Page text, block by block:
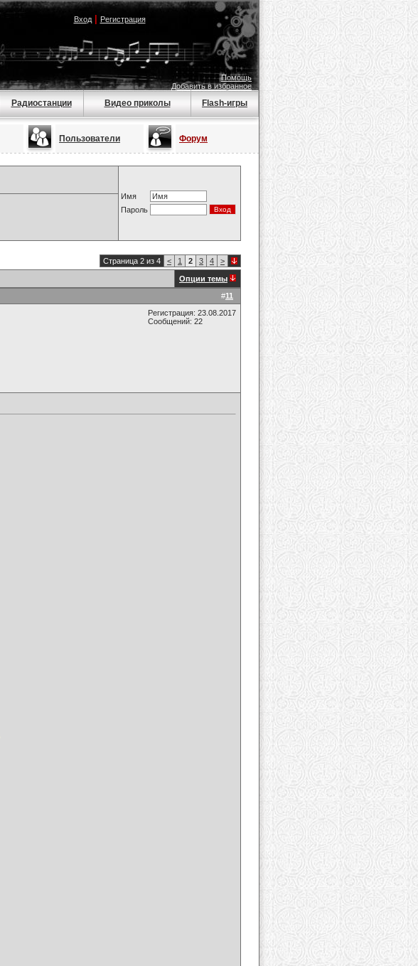
Вход| Регистрация
Помощь
Добавить в избранное
Радиостанции Видео приколы Flash-игры
Пользователи Форум
Имя
Пароль
Страница 2 из 4 < 1 2 3 4 >
Опции темы
#11
Регистрация: 23.08.2017
Сообщений: 22